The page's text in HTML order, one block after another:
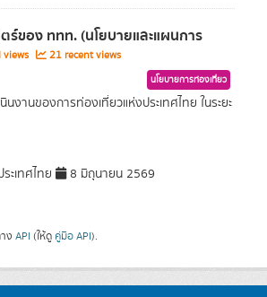
ของ ททท. (นโยบายและแผนการ
21 recent views
นโยบายการท่องเที่ยว
งานของการท่องเที่ยวแห่งประเทศไทย ในระยะ
ะเทศไทย 8 มิถุนายน 2569
ง API (ให้ดู คู่มือ API).